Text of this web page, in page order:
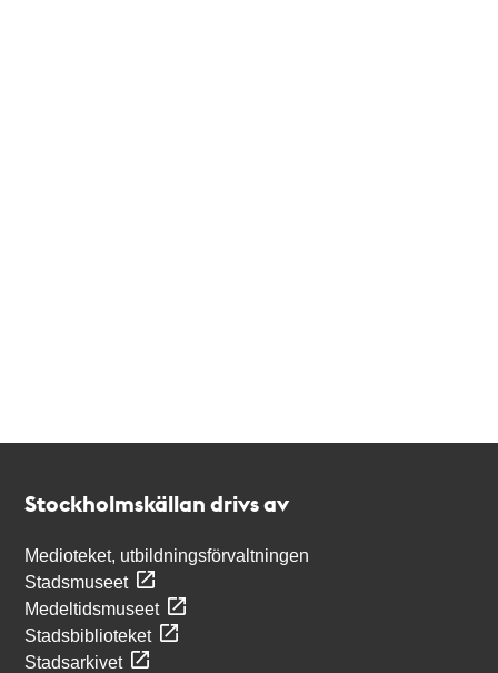
Stockholmskällan drivs av
Medioteket, utbildningsförvaltningen
Stadsmuseet
Medeltidsmuseet
Stadsbiblioteket
Stadsarkivet